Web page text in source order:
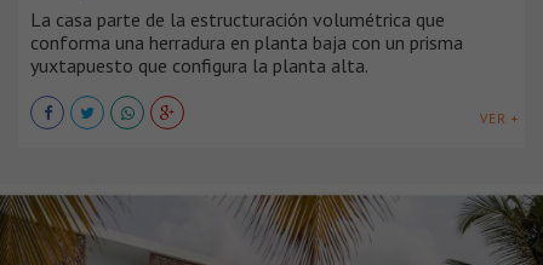
La casa parte de la estructuración volumétrica que
conforma una herradura en planta baja con un prisma
yuxtapuesto que configura la planta alta.
VER +